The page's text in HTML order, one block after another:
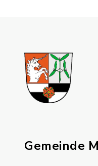
Gemeinde